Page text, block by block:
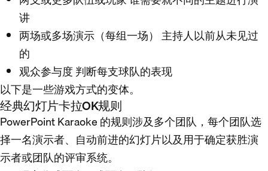
讲
两场或多场演示（每组一场） 主持人以前从未见过
的
观众参与度 判断每支球队的表现
以下是一些游戏方式的变体。
经典幻灯片卡拉OK规则
PowerPoint Karaoke 的规则涉及多个团队，每个团队选
择一名演示者、自动前进的幻灯片以及用于确定获胜演
示者或团队的评审系统。